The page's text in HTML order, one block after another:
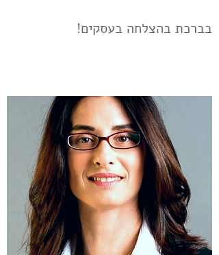
בברכת בהצלחה בעסקים!